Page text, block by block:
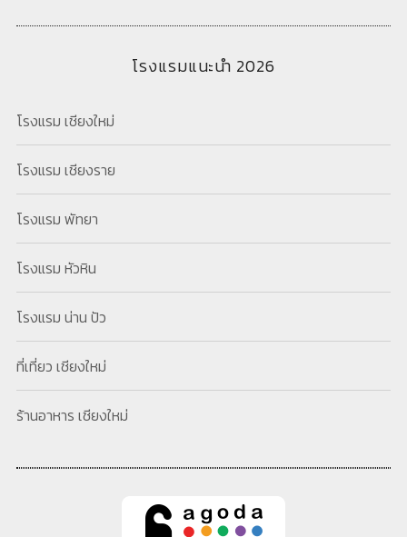
โรงแรมแนะนำ 2026
โรงแรม เชียงใหม่
โรงแรม เชียงราย
โรงแรม พัทยา
โรงแรม หัวหิน
โรงแรม น่าน ปัว
ที่เที่ยว เชียงใหม่
ร้านอาหาร เชียงใหม่